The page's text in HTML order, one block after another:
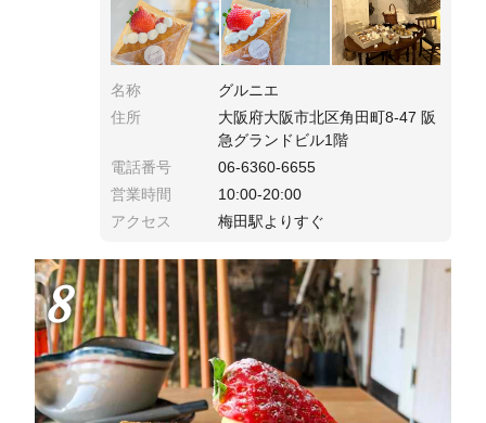
名称
グルニエ
住所
大阪府大阪市北区角田町8-47 阪
急グランドビル1階
電話番号
06-6360-6655
営業時間
10:00-20:00
アクセス
梅田駅よりすぐ
8